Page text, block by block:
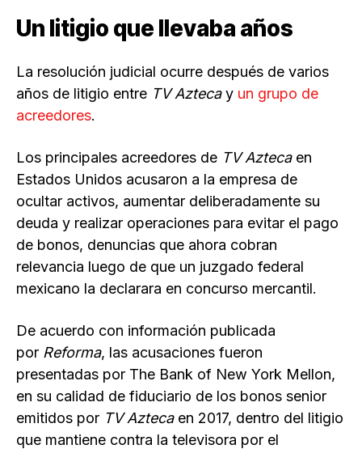
Un litigio que llevaba años
La resolución judicial ocurre después de varios
años de litigio entre TV Aztecay un grupo de
acreedores.
Los principales acreedores de TV Aztecaen
Estados Unidos acusaron a la empresa de
ocultar activos, aumentar deliberadamente su
deuda y realizar operaciones para evitar el pago
de bonos, denuncias que ahora cobran
relevancia luego de que un juzgado federal
mexicano la declarara en concurso mercantil.
De acuerdo con información publicada
por Reforma, las acusaciones fueron
presentadas por The Bank of New York Mellon,
en su calidad de fiduciario de los bonos senior
emitidos por TV Aztecaen 2017, dentro del litigio
que mantiene contra la televisora por el